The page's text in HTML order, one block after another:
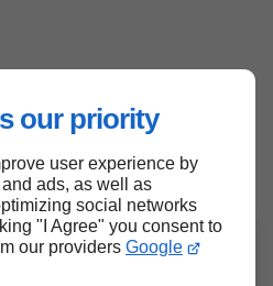
our priority
user experience by
ads, as well as
social networks
"I Agree" you consent to
our providers Google
de page
est interdite aux